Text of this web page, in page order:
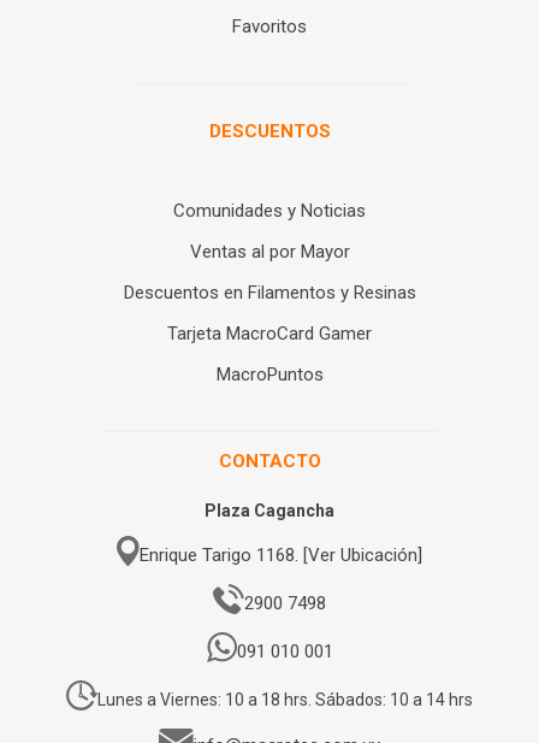
Favoritos
DESCUENTOS
Comunidades y Noticias
Ventas al por Mayor
Descuentos en Filamentos y Resinas
Tarjeta MacroCard Gamer
MacroPuntos
CONTACTO
Plaza Cagancha
Enrique Tarigo 1168. [Ver Ubicación]
2900 7498
091 010 001
Lunes a Viernes: 10 a 18 hrs. Sábados: 10 a 14 hrs